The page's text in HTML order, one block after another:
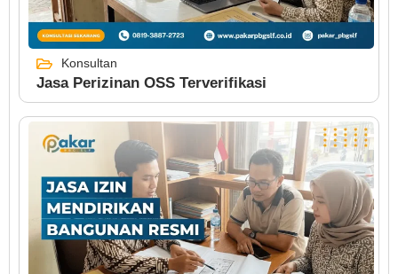
Konsultan
Jasa Perizinan OSS Terverifikasi